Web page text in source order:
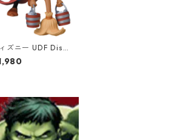
ズニー UDF Disn
ァンタジア MICK
MOUSE & BROOM